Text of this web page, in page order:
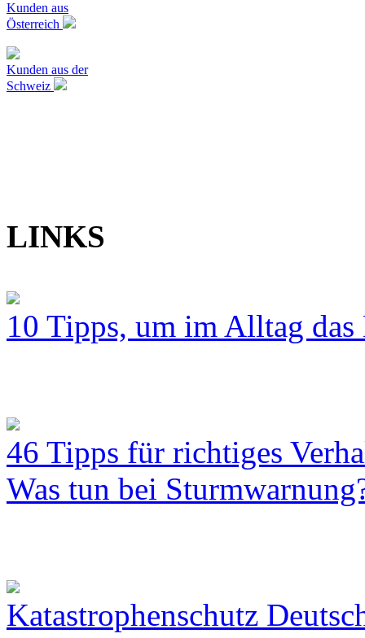
Kunden aus
Österreich
Kunden aus der
Schweiz
LINKS
10 Tipps, um im Alltag
46 Tipps für richtiges
Was tun bei
Katastrophenschutz